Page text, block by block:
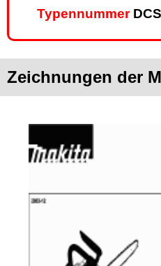
Typennummer
Zeichnungen der